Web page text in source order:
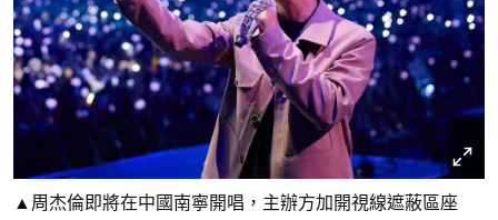
▲周杰倫即將在中國南寧開唱，主辦方加開視線遮蔽區座